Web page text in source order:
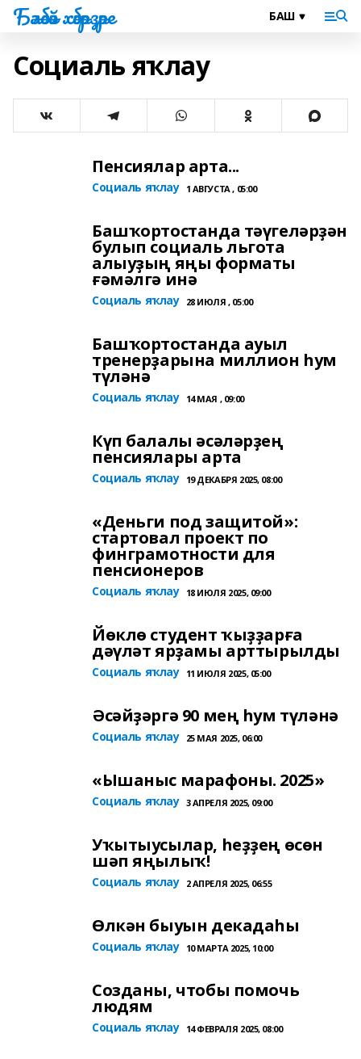
Бәләбәй хәбәрҙәре
Социаль яҡлау
Пенсиялар арта...
Социаль яҡлау 1 АВГУСТА , 05:00
Башҡортостанда тәүгеләрҙән
булып социаль льгота
алыуҙың яңы форматы
ғәмәлгә инә
Социаль яҡлау 28 ИЮЛЯ , 05:00
Башҡортостанда ауыл
тренерҙарына миллион һум
түләнә
Социаль яҡлау 14 МАЯ , 09:00
Күп балалы әсәләрҙең
пенсиялары арта
Социаль яҡлау 19 ДЕКАБРЯ 2025, 08:00
«Деньги под защитой»:
стартовал проект по
финграмотности для
пенсионеров
Социаль яҡлау 18 ИЮЛЯ 2025, 09:00
Йөклө студент ҡыҙҙарға
дәүләт ярҙамы арттырылды
Социаль яҡлау 11 ИЮЛЯ 2025, 05:00
Әсәйҙәргә 90 мең һум түләнә
Социаль яҡлау 25 МАЯ 2025, 06:00
«Ышаныс марафоны. 2025»
Социаль яҡлау 3 АПРЕЛЯ 2025, 09:00
Уҡытыусылар, һеҙҙең өсөн
шәп яңылыҡ!
Социаль яҡлау 2 АПРЕЛЯ 2025, 06:55
Өлкән быуын декадаһы
Социаль яҡлау 10 МАРТА 2025, 10:00
Созданы, чтобы помочь
людям
Социаль яҡлау 14 ФЕВРАЛЯ 2025, 08:00